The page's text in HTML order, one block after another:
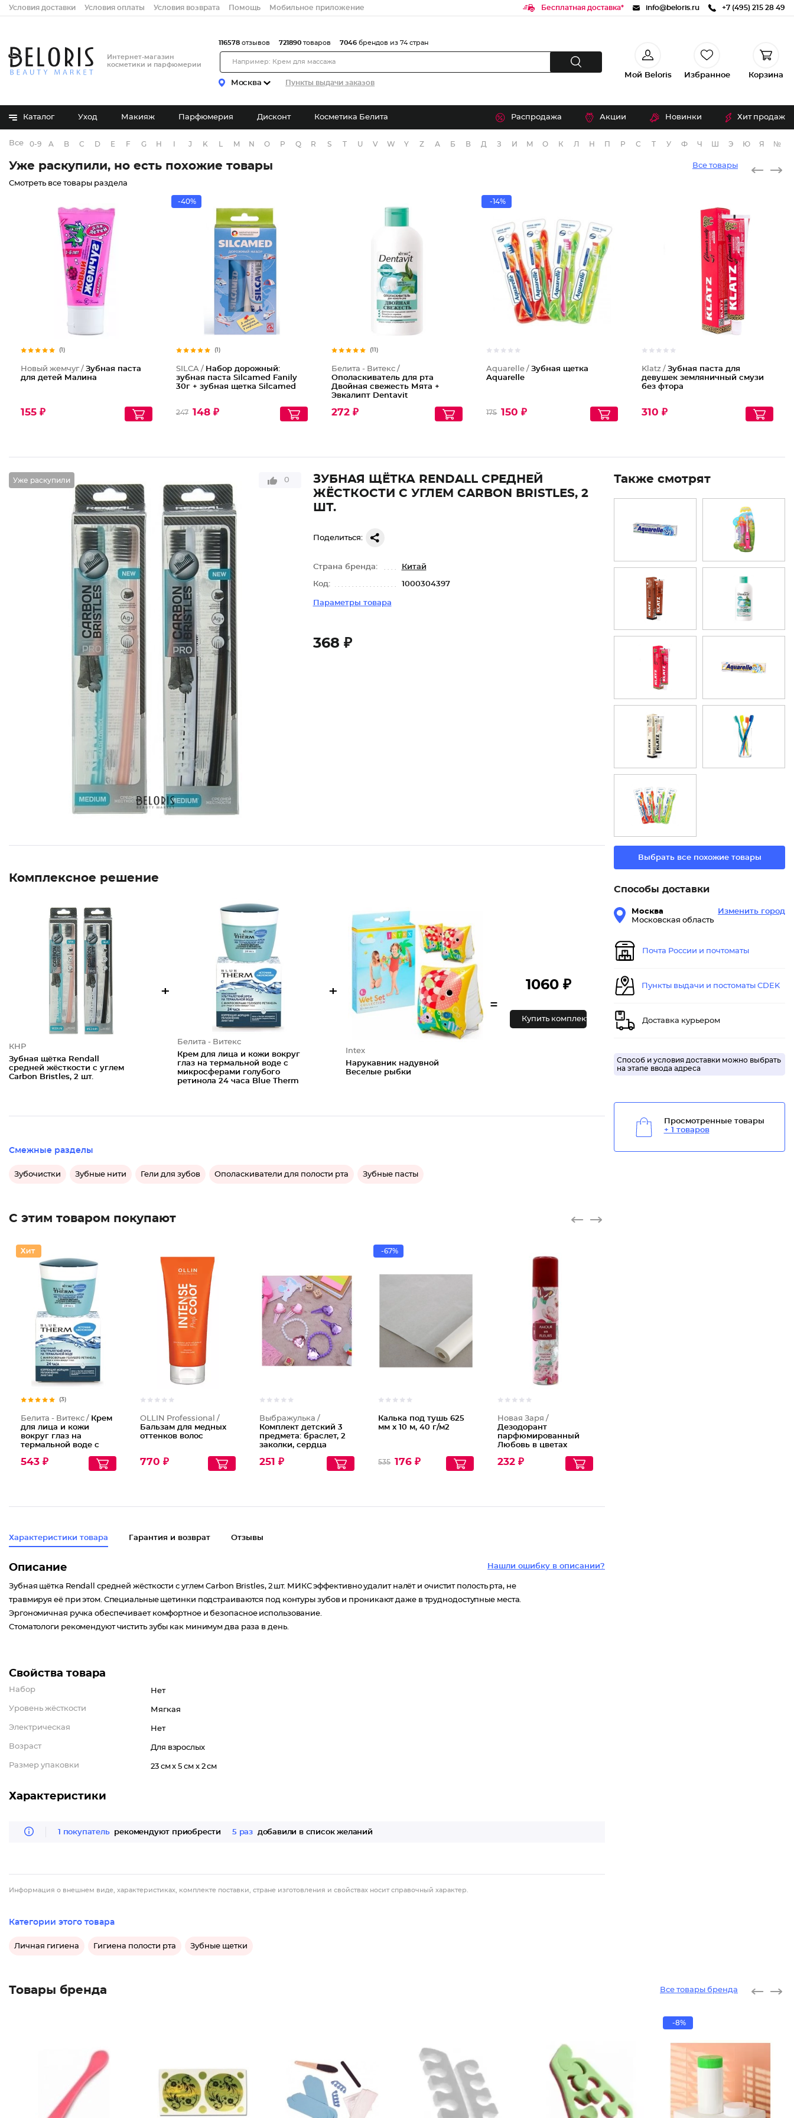
Условия доставки Условия оплаты Условия возврата Помощь Мобильное приложение Бесплатная доставка* info@beloris.ru +7 (495) 215 28 49
Интернет-магазин
косметики и парфюмерии
Москва Пункты выдачи заказов
116578 отзывов 721890 товаров 7046 брендов из 74 стран
Мой Beloris Избранное Корзина
Каталог Уход Макияж Парфюмерия Дисконт Косметика Белита Распродажа Акции Новинки Хит продаж
Все бренды
0-9 A B C D E F G H J K M N O P Q R S T U V W Y Z А Б В Д З И М О К Л Н П Р С Т У Ф Ч Э Ю Я №
Уже раскупили, но есть похожие товары Все товары
Смотреть все товары раздела
(1)
Новый жемчуг / Зубная паста
для детей Малина
155 ₽
-40%
(1)
SILCA / Набор дорожный:
зубная паста Silcamed Fanily
30г + зубная щетка Silcamed
247 148 ₽
(11)
Белита - Витекс /
Ополаскиватель для рта
Двойная свежесть Мята +
Эвкалипт Dentavit
272 ₽
-14%
Aquarelle /Зубная щетка
Aquarelle
175 150 ₽
Klatz /Зубная паста для
девушек земляничный смузи
без фтора
310 ₽
Уже раскупили 0
ЗУБНАЯ ЩЁТКА RENDALL СРЕДНЕЙ
ЖЁСТКОСТИ С УГЛЕМ CARBON BRISTLES, 2
ШТ.
Поделиться:
Страна бренда: Китай
Код: 1000304397
Параметры товара
368 ₽
Комплексное решение
КНР
Зубная щётка Rendall
средней жёсткости с углем
Carbon Bristles, 2 шт.
+
Белита - Витекс
Крем для лица и кожи вокруг
глаз на термальной воде с
микросферами голубого
ретинола 24 часа Blue Therm
+
Intex
Нарукавник надувной
Веселые рыбки
=
1060 ₽
Купить комплект
Смежные разделы
Зубочистки Зубные нити Гели для зубов Ополаскиватели для полости рта Зубные пасты
С этим товаром покупают
(3)
Белита - Витекс / Крем
для лица и кожи
вокруг глаз на
термальной воде с
голубого ретинола 24
543 ₽
OLLIN Professional /
Бальзам для медных
оттенков волос
770 ₽
Выбражулька /
Комплект детский 3
предмета: браслет, 2
заколки, сердца
251 ₽
-67%
Калька под тушь 625
мм х 10 м, 40 г/м2
535 176 ₽
Новая Заря /
Дезодорант
парфюмированный
Любовь в цветах
232 ₽
Характеристики товара Гарантия и возврат Отзывы
Нашли ошибку в описании?
Описание
Зубная щётка Rendall средней жёсткости с углем Carbon Bristles, 2 шт. МИКС эффективно удалит налёт и очистит полость рта, не
травмируя её при этом. Специальные щетинки подстраиваются под контуры зубов и проникают даже в труднодоступные места.
Эргономичная ручка обеспечивает комфортное и безопасное использование.
Стоматологи рекомендуют чистить зубы как минимум два раза в день.
Свойства товара
Набор Нет
Уровень жёсткости Мягкая
Электрическая Нет
Возраст Для взрослых
Размер упаковки 23 см x 5 см x 2 см
Характеристики
1 покупатель рекомендуют приобрести 5 раз добавили в список желаний
Информация о внешнем виде, характеристиках, комплекте поставки, стране изготовления и свойствах носит справочный характер.
Также смотрят
Выбрать все похожие товары
Способы доставки
Москва
Московская область
Изменить город
Почта России и почтоматы
Пункты выдачи и постоматы CDEK
Доставка курьером
Способ и условия доставки можно выбрать
на этапе ввода адреса
Просмотренные товары
+ 1 товаров
Категории этого товара
Личная гигиена Гигиена полости рта Зубные щетки
Товары бренда Все товары бренда
-8%